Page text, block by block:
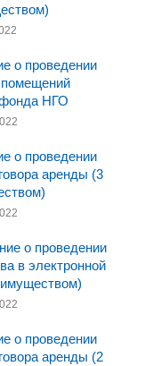
о проведении
фонда НГО
о проведении
аренды (3
о проведении
в электронной
о проведении
аренды (2